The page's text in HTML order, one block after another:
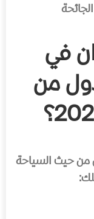
في
من
من حيث السياحة